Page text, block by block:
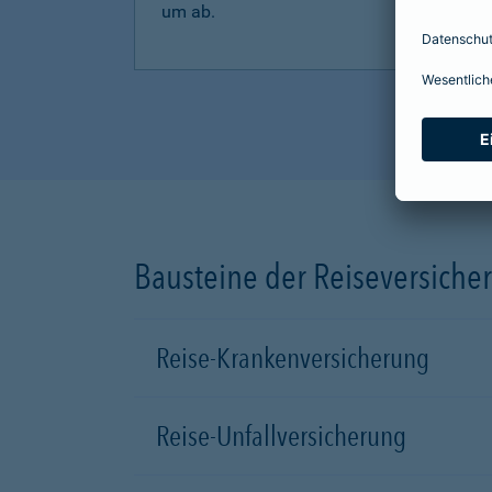
um ab.
Bausteine der
Reise-Krankenversicherung
Reise-Unfallversicherung